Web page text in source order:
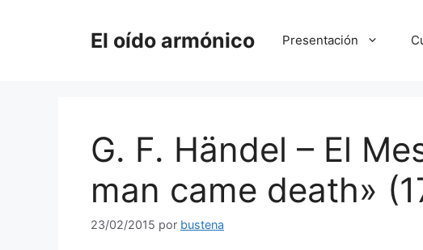
El oído armónico Presentación
G. F. Händel – El
man came death»
23/02/2015 por bustena